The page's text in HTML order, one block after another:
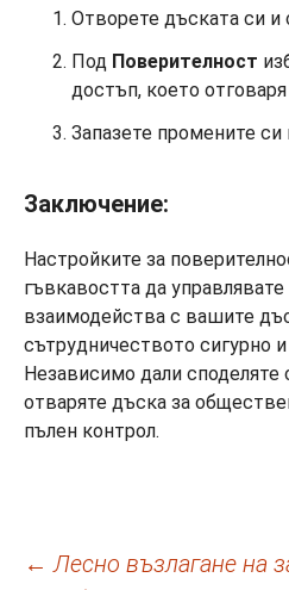
Отворете дъската си и
Под Поверителност
достъп, което
Запазете промените си
Заключение:
Настройките за
гъвкавостта да
взаимодейства с вашите
сътрудничеството сигурно
Независимо дали споделяте
отваряте дъска за
пълен контрол.
Навигация
← Лесно възлагане на